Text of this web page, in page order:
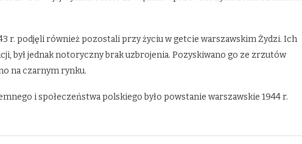
r. podjęli również pozostali przy życiu w getcie warszawskim Żydzi. Ich
był jednak notoryczny brak uzbrojenia. Pozyskiwano go ze zrzutów
na czarnym rynku.
i społeczeństwa polskiego było powstanie warszawskie 1944 r.